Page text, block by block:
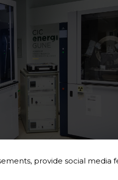
provide social media